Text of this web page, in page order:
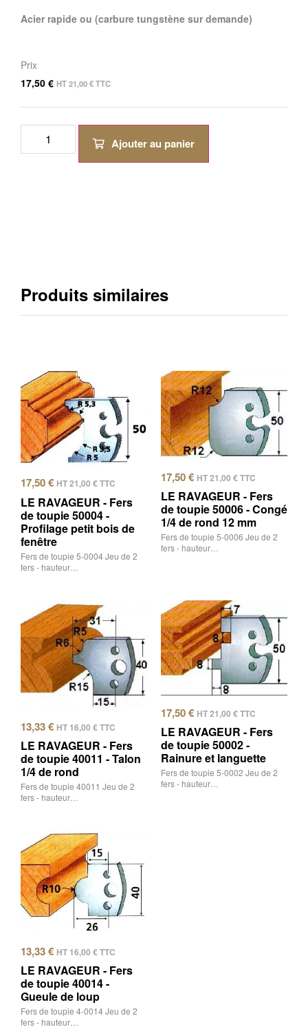
Acier rapide ou (carbure tungstène sur demande)
Prix
17,50 € HT21,00€TTC
Ajouter au panier
Produits similaires
17,50€ HT21,00 €TTC
LE RAVAGEUR - Fers
de toupie 50004 -
Profilage petit bois de
fenêtre
Fers de toupie 5-0004 Jeu de 2
fers - hauteur…
17,50€ HT21,00 €TTC
LE RAVAGEUR - Fers
de toupie 50006 - Congé
1/4 de rond 12 mm
Fers de toupie 5-0006 Jeu de 2
fers - hauteur…
13,33€ HT 16,00 €TTC
LE RAVAGEUR - Fers
de toupie 40011 - Talon
1/4 de rond
Fers de toupie 40011 Jeu de 2
fers - hauteur…
17,50€ HT21,00 €TTC
LE RAVAGEUR - Fers
de toupie 50002 -
Rainure et languette
Fers de toupie 5-0002 Jeu de 2
fers - hauteur…
13,33€ HT 16,00 €TTC
LE RAVAGEUR - Fers
de toupie 40014 -
Gueule de loup
Fers de toupie 4-0014 Jeu de 2
fers - hauteur…